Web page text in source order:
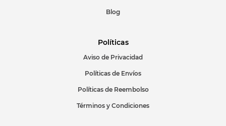
Blog
Políticas
Aviso de Privacidad
Políticas de Envíos
Políticas de Reembolso
Términos y Condiciones